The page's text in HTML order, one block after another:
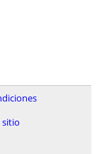
sitio